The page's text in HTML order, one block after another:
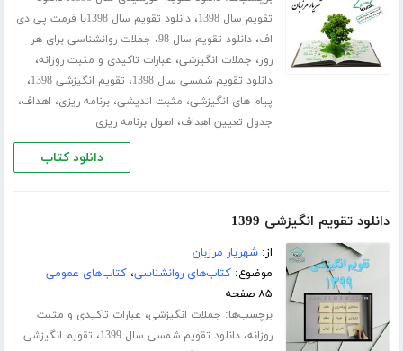
تقویم سال 1398
،
دانلود تقویم سال 1398با فرمت پی دی
اف،دانلود تقویم سال 98 ، جملات روانشناسی برای هر
روز، جملات انگیزشی، عبارات تاکیدی و مثبت روزانه،
دانلود تقویم شمسی سال 1398 ، تقویم انگیزشی 1398 ،
پیام های انگیزشی، مثبت اندیشی،برنامه ریزی، اهداف،
جدول تعیین اهداف، اصول برنامه ریزی
دانلود کتاب
دانلود تقویم انگیزشی 1399
از:شهریار مرزبان
موضوع:کتاب‌های روانشناسی،کتاب‌های عمومی
۸۵ صفحه
برچسب‌ها: جملات انگیزشی، عبارات تاکیدی و مثبت
روزانه،دانلود تقویم شمسی سال 1399 ، تقویم انگیزشی